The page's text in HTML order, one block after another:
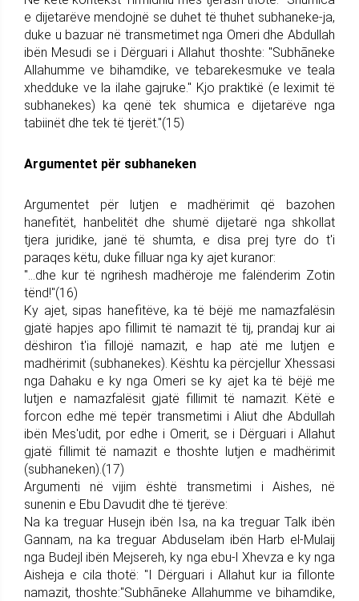
e dijetarëve mendojnë se duhet të thuhet subhaneke-ja,
duke u bazuar në transmetimet nga Omeri dhe Abdullah
ibën Mesudi se i Dërguari i Allahut thoshte: "Subhãneke
Allahumme ve bihamdike, ve tebarekesmuke ve teala
xhedduke ve la ilahe gajruke." Kjo praktikë (e leximit të
subhanekes) ka qenë tek shumica e dijetarëve nga
tabiinët dhe tek të tjerët."(15)
Argumentet për subhaneken
Argumentet për lutjen e madhërimit që bazohen
hanefitët, hanbelitët dhe shumë dijetarë nga shkollat
tjera juridike, janë të shumta, e disa prej tyre do t'i
paraqes këtu, duke filluar nga ky ajet kuranor:
"...dhe kur të ngrihesh madhëroje me falënderim Zotin
tënd!"(16)
Ky ajet, sipas hanefitëve, ka të bëjë me namazfalësin
gjatë hapjes apo fillimit të namazit të tij, prandaj kur ai
dëshiron t'ia fillojë namazit, e hap atë me lutjen e
madhërimit (subhanekes). Kështu ka përcjellur Xhessasi
nga Dahaku e ky nga Omeri se ky ajet ka të bëjë me
lutjen e namazfalësit gjatë fillimit të namazit. Këtë e
forcon edhe më tepër transmetimi i Aliut dhe Abdullah
ibën Mes'udit, por edhe i Omerit, se i Dërguari i Allahut
gjatë fillimit të namazit e thoshte lutjen e madhërimit
(subhaneken).(17)
Argumenti në vijim është transmetimi i Aishes, në
sunenin e Ebu Davudit dhe të tjerëve:
Na ka treguar Husejn ibën Isa, na ka treguar Talk ibën
Gannam, na ka treguar Abduselam ibën Harb el-Mulaij
nga Budejl ibën Mejsereh, ky nga ebu-l Xhevza e ky nga
Aisheja e cila thotë: "I Dërguari i Allahut kur ia fillonte
namazit, thoshte:"Subhãneke Allahumme ve bihamdike,